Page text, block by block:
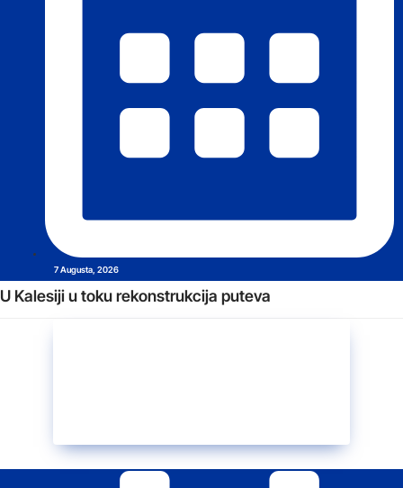
7 Augusta, 2026
U Kalesiji u toku rekonstrukcija puteva